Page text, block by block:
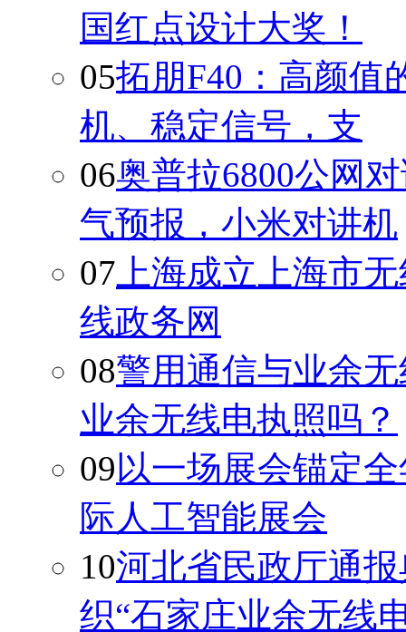
国红点设计大奖！
05拓朋F40：高颜值
机、稳定信号，支
06奥普拉6800公网
气预报，小米对讲机
07 上海成立上海市
线政务网
08警用通信与业余
业余无线电执照吗？
09以一场展会锚定
际人工智能展会
10河北省民政厅通
织“石家庄业余无线